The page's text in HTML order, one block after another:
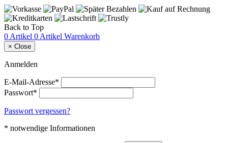
Back to Top
0 Artikel 0 Artikel Warenkorb
× Close
Anmelden
E-Mail-Adresse*
Passwort*
Passwort vergessen?
* notwendige Informationen